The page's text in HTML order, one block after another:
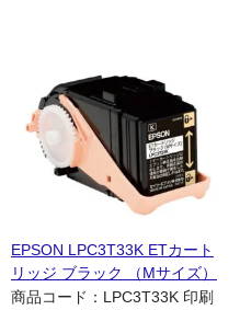
EPSON LPC3T33K ETカート
リッジ ブラック （Mサイズ）
国内リサイクル品
商品コード：LPC3T33K 印刷